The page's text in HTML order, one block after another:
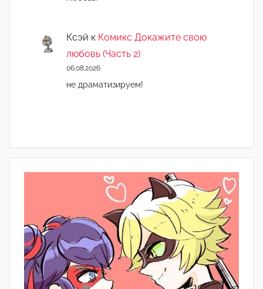
Ксэй к Комикс Докажите свою
любовь (Часть 2)
06.08.2026
не драматизируем!